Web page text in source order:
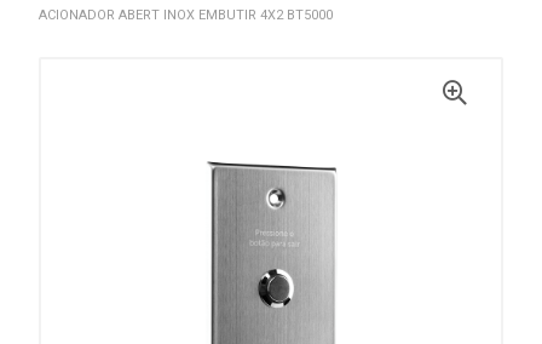
ACIONADOR ABERT INOX EMBUTIR 4X2 BT5000